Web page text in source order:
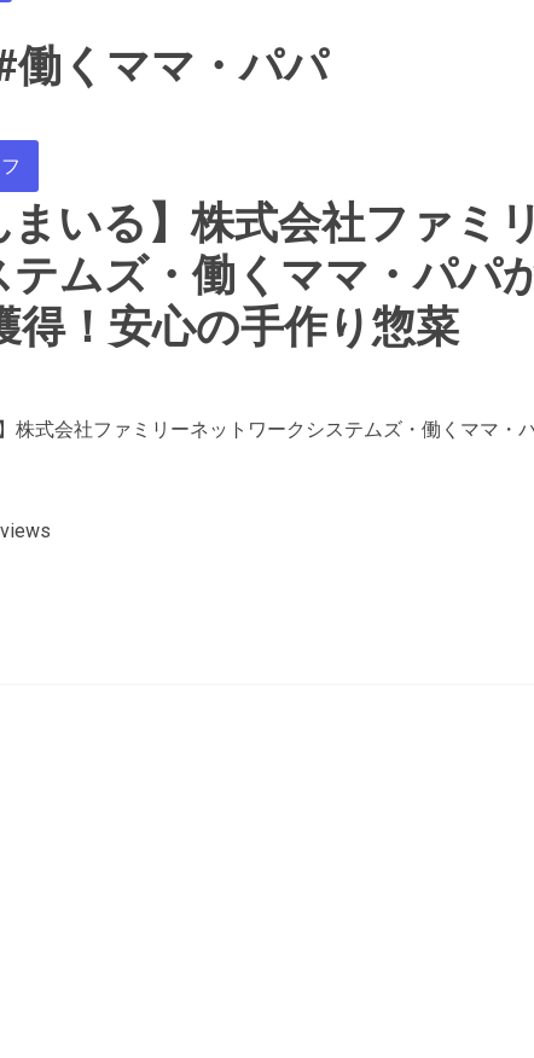
働くママ・パパ
まいる】株式会社ファミ
テムズ・働くママ・パパ
得！安心の手作り惣菜
】株式会社ファミリーネットワークシステムズ・働くママ・